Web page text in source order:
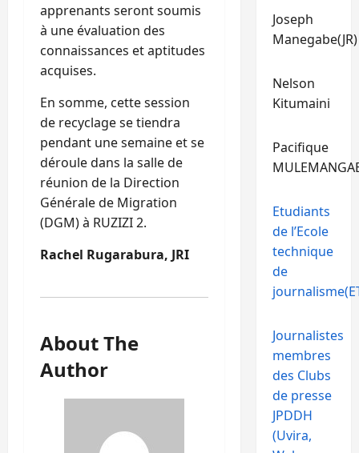
apprenants seront soumis
à une évaluation des
connaissances et aptitudes
acquises.
En somme, cette session
de recyclage se tiendra
pendant une semaine et se
déroule dans la salle de
réunion de la Direction
Générale de Migration
(DGM) à RUZIZI 2.
Rachel Rugarabura, JRI
About The
Author
Joseph
Manegabe(JR)
Nelson
Kitumaini
Pacifique
Etudiants
de l’Ecole
technique
de
Journalistes
membres
des Clubs
de presse
JPDDH
(Uvira,